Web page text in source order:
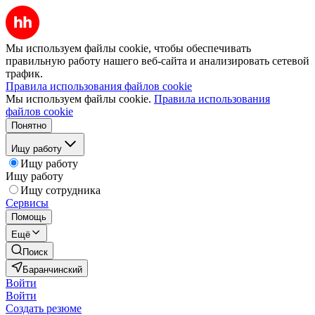
Мы используем файлы cookie, чтобы обеспечивать
правильную работу нашего веб-сайта и анализировать сетевой
трафик.
Правила использования файлов cookie
Мы используем файлы cookie. Правила использования
файлов cookie
Понятно
Ищу работу
Ищу работу
Ищу работу
Ищу сотрудника
Сервисы
Помощь
Ещё
Поиск
Баранчинский
Войти
Войти
Создать резюме